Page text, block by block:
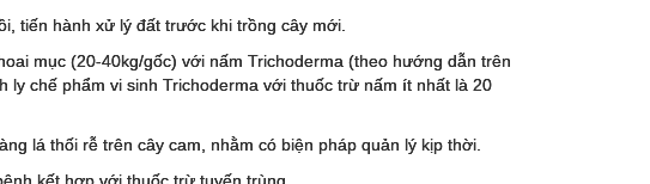
tiến hành xử lý đất trước khi trồng cây mới.
mục (20-40kg/gốc) với nấm Trichoderma (theo hướng dẫn trên
chế phẩm vi sinh Trichoderma với thuốc trừ nấm ít nhất là 20
lá thối rễ trên cây cam, nhằm có biện pháp quản lý kịp thời.